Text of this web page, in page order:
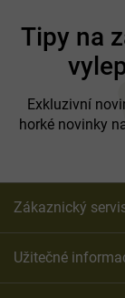
Tipy na
Exkluzivní
horké novinky
Zákaznický
Užitečné